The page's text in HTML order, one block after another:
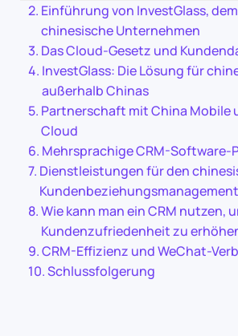
Einführung von InvestGlass,
chinesische Unternehmen
Das Cloud-Gesetz und
InvestGlass: Die Lösung für
außerhalb Chinas
Partnerschaft mit China Mobile
Cloud
Mehrsprachige CRM-Software-
Dienstleistungen für den
Kundenbeziehungsmanagement
Wie kann man ein CRM nutzen,
Kundenzufriedenheit zu
CRM-Effizienz und WeChat-
Schlussfolgerung